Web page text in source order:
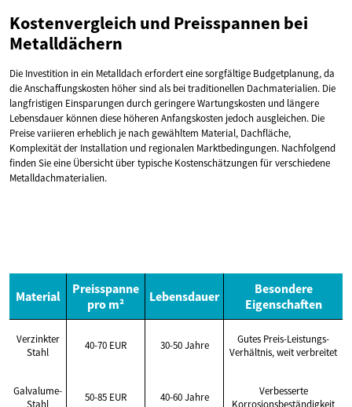
Kostenvergleich und Preisspannen bei
Metalldächern
Die Investition in ein Metalldach erfordert eine sorgfältige Budgetplanung, da
die Anschaffungskosten höher sind als bei traditionellen Dachmaterialien. Die
langfristigen Einsparungen durch geringere Wartungskosten und längere
Lebensdauer können diese höheren Anfangskosten jedoch ausgleichen. Die
Preise variieren erheblich je nach gewähltem Material, Dachfläche,
Komplexität der Installation und regionalen Marktbedingungen. Nachfolgend
finden Sie eine Übersicht über typische Kostenschätzungen für verschiedene
Metalldachmaterialien.
Material
Preisspanne
pro m²
Lebensdauer
Besondere
Eigenschaften
Verzinkter
Stahl
40-70 EUR 30-50 Jahre
Gutes Preis-Leistungs-
Verhältnis, weit verbreitet
Galvalume-
Stahl
50-85 EUR 40-60 Jahre
Verbesserte
Korrosionsbeständigkeit